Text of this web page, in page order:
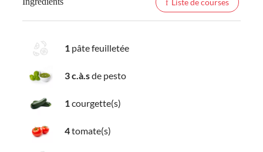
Liste de courses
1 pâte feuilletée
3 c.à.sde pesto
1courgette(s)
4tomate(s)